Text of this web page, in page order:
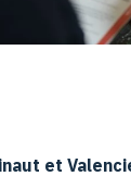
et